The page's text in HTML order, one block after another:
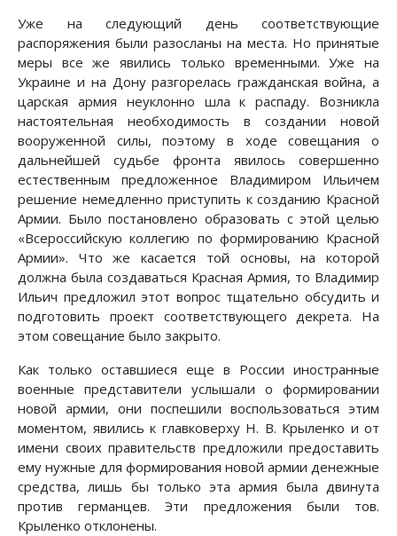
Уже на следующий день соответствующие
распоряжения были разосланы на места. Но принятые
меры все же явились только временными. Уже на
Украине и на Дону разгорелась гражданская война, а
царская армия неуклонно шла к распаду. Возникла
настоятельная необходимость в создании новой
вооруженной силы, поэтому в ходе совещания о
дальнейшей судьбе фронта явилось совершенно
естественным предложенное Владимиром Ильичем
решение немедленно приступить к созданию Красной
Армии. Было постановлено образовать с этой целью
«Всероссийскую коллегию по формированию Красной
Армии». Что же касается той основы, на которой
должна была создаваться Красная Армия, то Владимир
Ильич предложил этот вопрос тщательно обсудить и
подготовить проект соответствующего декрета. На
этом совещание было закрыто.
Как только оставшиеся еще в России иностранные
военные представители услышали о формировании
новой армии, они поспешили воспользоваться этим
моментом, явились к главковерху Н. В. Крыленко и от
имени своих правительств предложили предоставить
ему нужные для формирования новой армии денежные
средства, лишь бы только эта армия была двинута
против германцев. Эти предложения были тов.
Крыленко отклонены.